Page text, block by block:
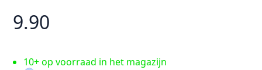
9.90
10+ op voorraad in het magazijn